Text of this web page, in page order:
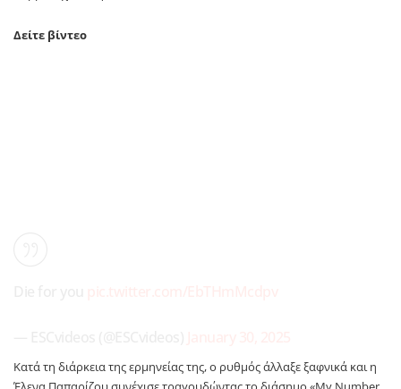
Δείτε βίντεο
Κατά τη διάρκεια της ερμηνείας της, ο ρυθμός άλλαξε ξαφνικά και η